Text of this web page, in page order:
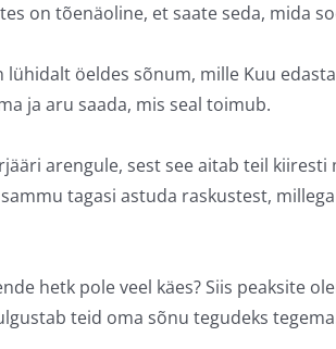
on tõenäoline, et saate seda, mida
öeldes sõnum, mille Kuu
ja aru saada, mis seal toimub.
arengule, sest see aitab teil
tagasi astuda raskustest,
hetk pole veel käes? Siis peaksite
teid oma sõnu tegudeks